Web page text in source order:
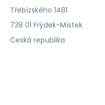
Třebízského 1481
738 01 Frýdek-Místek
Česká republika